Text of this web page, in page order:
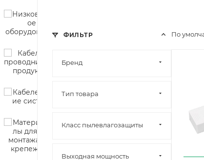
По
ФИЛЬТР
Бренд
Тип товара
Класс пылевлагозащиты
Выходная мощность